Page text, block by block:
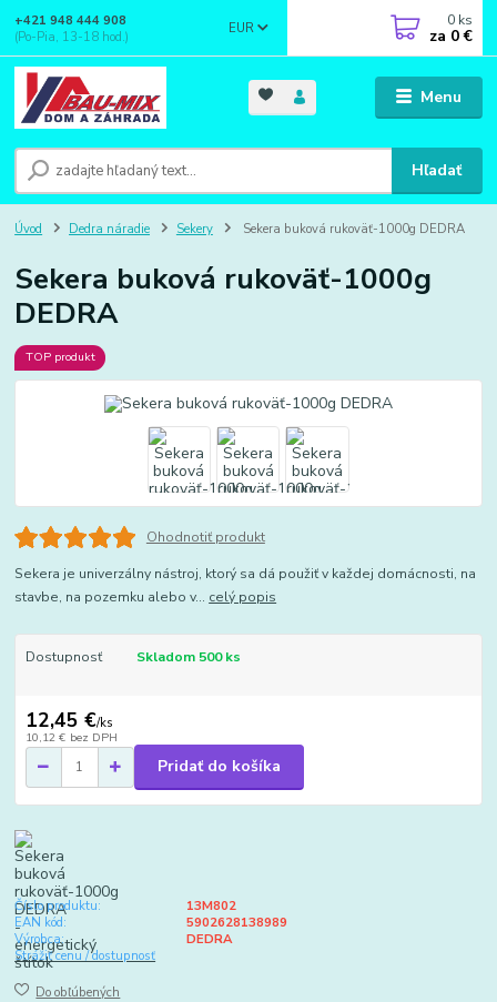
Menu
EUR
Hľadať
+421 948 444 908
(Po-Pia, 13-18 hod.)
0 ks
za 0 €
Úvod Dedra náradie Sekery Sekera buková rukoväť-1000g DEDRA
Sekera buková rukoväť-1000g
DEDRA
TOP produkt
Ohodnotiť produkt
Sekera je univerzálny nástroj, ktorý sa dá použiť v každej domácnosti, na
stavbe, na pozemku alebo v... celý popis
Dostupnosť Skladom 500 ks
12,45 €/ks
10,12 € bez DPH
Pridať do košíka
Číslo produktu:
13M802
EAN kód:
5902628138989
Výrobca:
DEDRA
Strážiť cenu / dostupnosť
Do obľúbených